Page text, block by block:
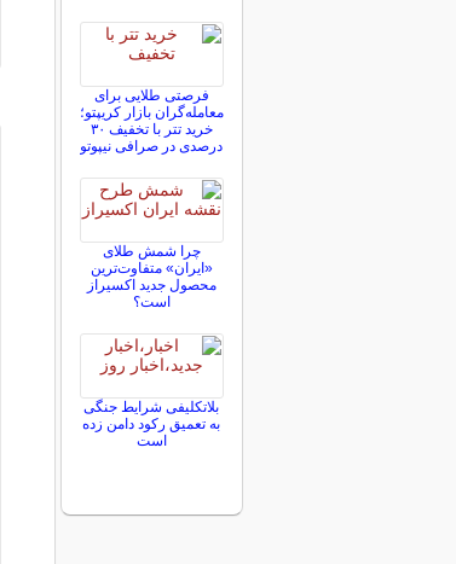
فرصتی طلایی برای
معامله‌گران بازار کریپتو؛
خرید تتر با تخفیف ۳۰
درصدی در صرافی نیپوتو
چرا شمش طلای
«ایران» متفاوت‌ترین
محصول جدید اکسیراز
است؟
بلاتکلیفی‌ شرایط جنگی
به تعمیق رکود دامن زده
است